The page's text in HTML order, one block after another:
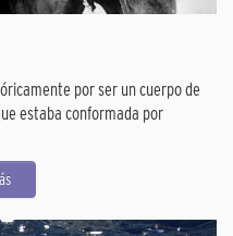
por ser un cuerpo de
estaba conformada por